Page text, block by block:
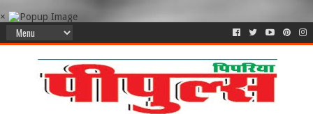
×